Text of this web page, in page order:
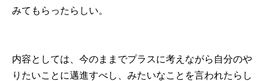
みてもらったらしい。
内容としては、今のままでプラスに考えながら自分のや
りたいことに邁進すべし、みたいなことを言われたらし